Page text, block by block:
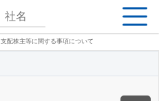
支配株主等に関する事項について